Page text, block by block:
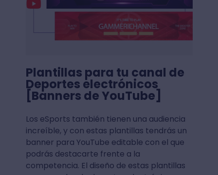
Plantillas para tu canal de
Deportes electrónicos
[Banners de YouTube]
Los eSports también tienen una audiencia
increíble, y con estas plantillas tendrás un
banner para YouTube editable con el que
podrás destacarte frente a la
competencia. El diseño de estas plantillas